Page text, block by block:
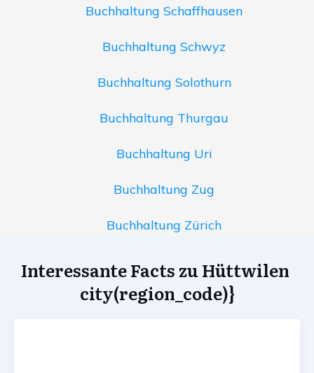
Buchhaltung Schaffhausen
Buchhaltung Schwyz
Buchhaltung Solothurn
Buchhaltung Thurgau
Buchhaltung Uri
Buchhaltung Zug
Buchhaltung Zürich
Interessante Facts zu Hüttwilen
city(region_code)}